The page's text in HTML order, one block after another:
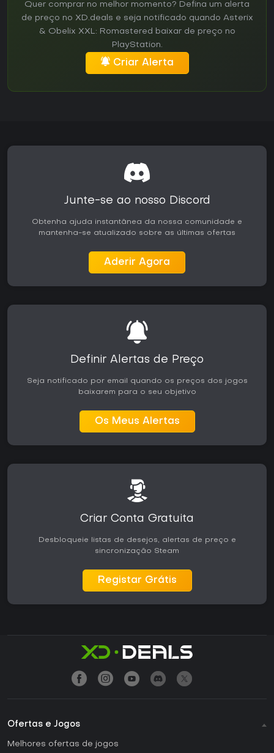
Quer comprar no melhor momento? Defina um alerta
de preço no XD.deals e seja notificado quando Asterix
& Obelix XXL: Romastered baixar de preço no
PlayStation.
Criar Alerta
Junte-se ao nosso Discord
Obtenha ajuda instantânea da nossa comunidade e
mantenha-se atualizado sobre as últimas ofertas
Aderir Agora
Definir Alertas de Preço
Seja notificado por email quando os preços dos jogos
baixarem para o seu objetivo
Os Meus Alertas
Criar Conta Gratuita
Desbloqueie listas de desejos, alertas de preço e
sincronização Steam
Registar Grátis
Ofertas e Jogos
Melhores ofertas de jogos